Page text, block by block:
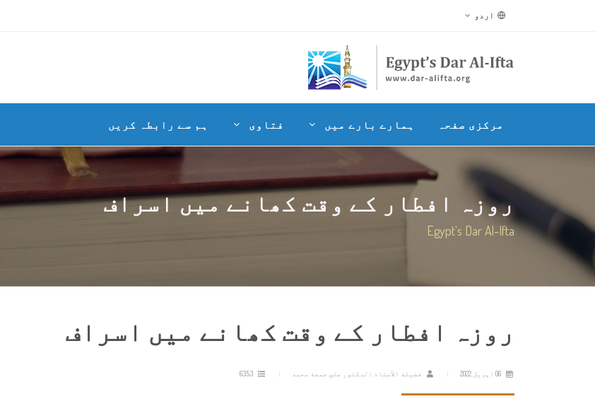
اردو
مرکزی صفحہ ہمارے بارے میں فتاوی ہم سے رابطہ کریں
روزہ افطار کے وقت کھانے میں اسراف
Egypt's Dar Al-Ifta
روزہ افطار کے وقت کھانے میں اسراف
06 اپریل 2022 فضيلة الأستاذ الدكتور علي جمعة محمد